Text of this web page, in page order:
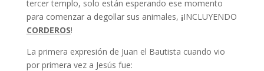
tercer templo, solo están esperando ese momento
para comenzar a degollar sus animales, ¡INCLUYENDO
CORDEROS!
La primera expresión de Juan el Bautista cuando vio
por primera vez a Jesús fue: